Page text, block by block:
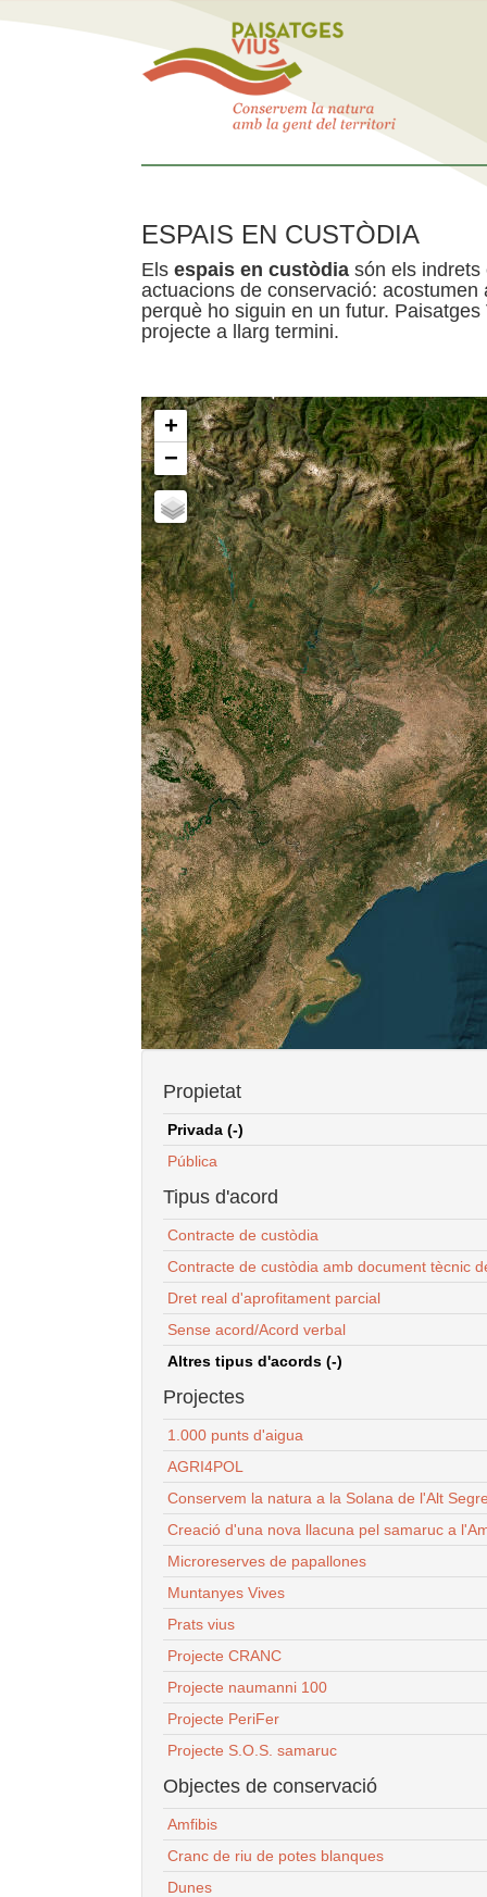
ESPAIS EN CUSTÒDIA
Els espais en custòdia són els indrets
actuacions de conservació:
perquè ho siguin en un futur.
projecte a llarg termini.
+
−
Propietat
Privada (-)
Pública
Tipus d'acord
Contracte de custòdia
Contracte de custòdia amb document tècnic
Dret real d'aprofitament parcial
Sense acord/Acord verbal
Altres tipus d'acords (-)
Projectes
1.000 punts d'aigua
AGRI4POL
Conservem la natura a la Solana de l'Alt
Creació d'una nova llacuna pel samaruc a
Microreserves de papallones
Muntanyes Vives
Prats vius
Projecte CRANC
Projecte naumanni 100
Projecte PeriFer
Projecte S.O.S. samaruc
Objectes de conservació
Amfibis
Cranc de riu de potes blanques
Dunes